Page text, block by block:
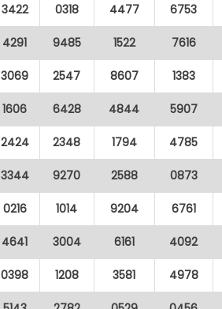
3422 0318 4477 6753
4291 9485 1522 7616
3069 2547 8607 1383
1606 6428 4844 5907
2424 2348 1794 4785
3344 9270 2588 0873
0216 1014 9204 6761
4641 3004 6161 4092
0398 1208 3581 4978